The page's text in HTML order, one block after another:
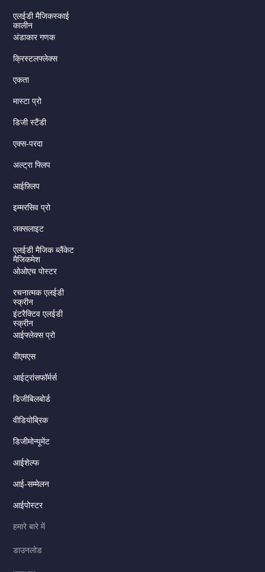
एलईडी मैजिकस्काई
कालीन
अंडाकार गणक
क्रिस्टलफ्लेक्स
एकता
मास्टा प्रो
डिजी स्टैंडी
एक्स-परदा
अल्ट्रा फ्लिप
आईफ़्लिप
इम्मरसिव प्रो
लक्सलाइट
एलईडी मैजिक ब्लैंकेट
मैजिकमेश
ओओएच पोस्टर
रचनात्मक एलईडी
स्क्रीन
इंटरैक्टिव एलईडी
स्क्रीन
आईफ्लेक्स प्रो
वीएमएस
आईट्रांसफॉर्मर्स
डिजीबिलबोर्ड
वीडियोब्रिक
डिजीमोन्यूमेंट
आईशेल्फ
आई-सम्मेलन
आईपोस्टर
हमारे बारे में
डाउनलोड
Italian
Serbian